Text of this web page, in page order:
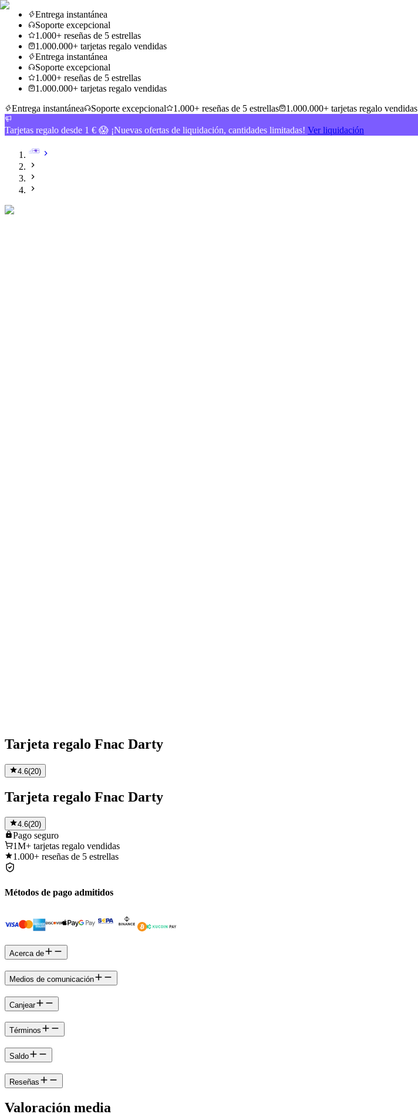
Entrega instantánea
Soporte excepcional
1.000+ reseñas de 5 estrellas
1.000.000+ tarjetas regalo vendidas
Entrega instantánea
Soporte excepcional
1.000+ reseñas de 5 estrellas
1.000.000+ tarjetas regalo vendidas
Entrega instantánea
Soporte excepcional 1.000+ reseñas de 5 estrellas 1.000.000+ tarjetas regalo vendidas
Tarjetas regalo desde 1 € 😱 ¡Nuevas ofertas de liquidación, cantidades limitadas! Ver liquidación
Tarjeta regalo Fnac Darty
4.6(20)
Tarjeta regalo Fnac Darty
4.6(20)
Pago seguro
1M+ tarjetas regalo vendidas
1.000+ reseñas de 5 estrellas
Métodos de pago admitidos
Acerca de
Medios de comunicación
Canjear
Términos
Saldo
Reseñas
Valoración media